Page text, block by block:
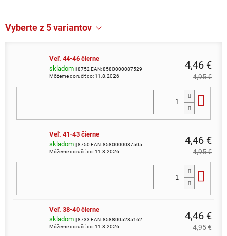
Vyberte z 5 variantov
Veľ. 44-46 čierne
skladom
| 8752 EAN:8580000087529
Môžeme doručiť do:11.8.2026
4,46 €
4,95 €
Veľ. 41-43 čierne
skladom | 8750 EAN:8580000087505
Môžeme doručiť do:11.8.2026
4,46 €
4,95 €
Veľ. 38-40 čierne
skladom | 8733 EAN:8588005285162
Môžeme doručiť do:11.8.2026
4,46 €
4,95 €